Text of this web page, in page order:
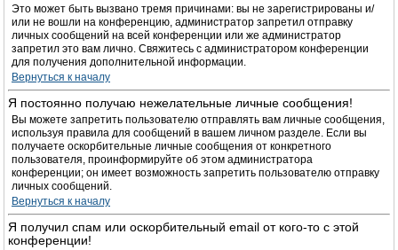
Это может быть вызвано тремя причинами: вы не зарегистрированы и/
или не вошли на конференцию, администратор запретил отправку
личных сообщений на всей конференции или же администратор
запретил это вам лично. Свяжитесь с администратором конференции
для получения дополнительной информации.
Вернуться к началу
Я постоянно получаю нежелательные личные сообщения!
Вы можете запретить пользователю отправлять вам личные сообщения,
используя правила для сообщений в вашем личном разделе. Если вы
получаете оскорбительные личные сообщения от конкретного
пользователя, проинформируйте об этом администратора
конференции; он имеет возможность запретить пользователю отправку
личных сообщений.
Вернуться к началу
Я получил спам или оскорбительный email от кого-то с этой
конференции!